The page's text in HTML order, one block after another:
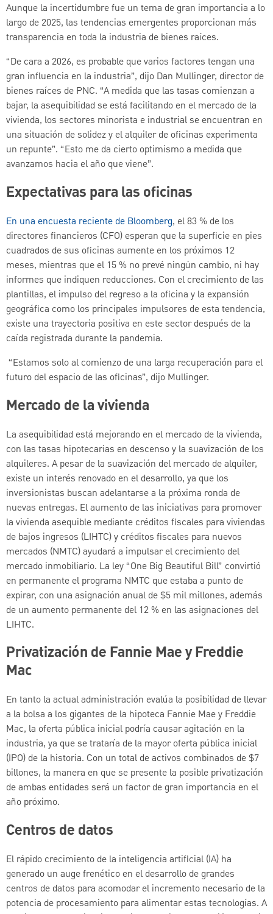
Aunque la incertidumbre fue un tema de gran importancia a lo
largo de 2025, las tendencias emergentes proporcionan más
transparencia en toda la industria de bienes raíces.
“De cara a 2026, es probable que varios factores tengan una
gran influencia en la industria”, dijo Dan Mullinger, director de
bienes raíces de PNC. “A medida que las tasas comienzan a
bajar, la asequibilidad se está facilitando en el mercado de la
vivienda, los sectores minorista e industrial se encuentran en
una situación de solidez y el alquiler de oficinas experimenta
un repunte”. “Esto me da cierto optimismo a medida que
avanzamos hacia el año que viene”.
Expectativas para las oficinas
En una encuesta reciente de Bloomberg, el 83 % de los
directores financieros (CFO) esperan que la superficie en pies
cuadrados de sus oficinas aumente en los próximos 12
meses, mientras que el 15 % no prevé ningún cambio, ni hay
informes que indiquen reducciones. Con el crecimiento de las
plantillas, el impulso del regreso a la oficina y la expansión
geográfica como los principales impulsores de esta tendencia,
existe una trayectoria positiva en este sector después de la
caída registrada durante la pandemia.
“Estamos solo al comienzo de una larga recuperación para el
futuro del espacio de las oficinas”, dijo Mullinger.
Mercado de la vivienda
La asequibilidad está mejorando en el mercado de la vivienda,
con las tasas hipotecarias en descenso y la suavización de los
alquileres. A pesar de la suavización del mercado de alquiler,
existe un interés renovado en el desarrollo, ya que los
inversionistas buscan adelantarse a la próxima ronda de
nuevas entregas. El aumento de las iniciativas para promover
la vivienda asequible mediante créditos fiscales para viviendas
de bajos ingresos (LIHTC) y créditos fiscales para nuevos
mercados (NMTC) ayudará a impulsar el crecimiento del
mercado inmobiliario. La ley “One Big Beautiful Bill” convirtió
en permanente el programa NMTC que estaba a punto de
expirar, con una asignación anual de $5 mil millones, además
de un aumento permanente del 12 % en las asignaciones del
LIHTC.
Privatización de Fannie Mae y Freddie
Mac
En tanto la actual administración evalúa la posibilidad de llevar
a la bolsa a los gigantes de la hipoteca Fannie Mae y Freddie
Mac, la oferta pública inicial podría causar agitación en la
industria, ya que se trataría de la mayor oferta pública inicial
(IPO) de la historia. Con un total de activos combinados de $7
billones, la manera en que se presente la posible privatización
de ambas entidades será un factor de gran importancia en el
año próximo.
Centros de datos
El rápido crecimiento de la inteligencia artificial (IA) ha
generado un auge frenético en el desarrollo de grandes
centros de datos para acomodar el incremento necesario de la
potencia de procesamiento para alimentar estas tecnologías. A